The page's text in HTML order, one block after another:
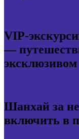
VIP-
—
эксклюзивом
Шанхай за
включить в